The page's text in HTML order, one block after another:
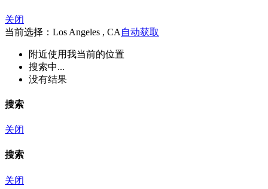
关闭
当前选择：Los Angeles , CA 自动获取
附近使用我当前的位置
搜索中...
没有结果
搜索
关闭
搜索
关闭